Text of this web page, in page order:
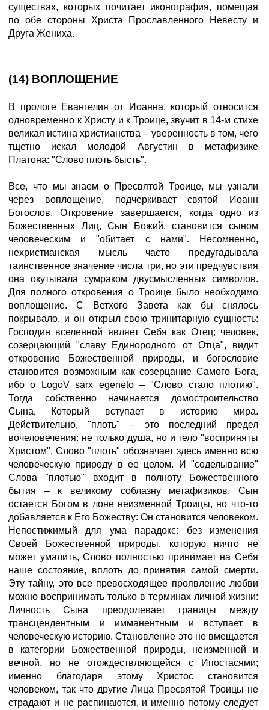
существах, которых почитает иконография, помещая
по обе стороны Христа Прославленного Невесту и
Друга Жениха.
(14) ВОПЛОЩЕНИЕ
В прологе Евангелия от Иоанна, который относится
одновременно к Христу и к Троице, звучит в 14-м стихе
великая истина христианства – уверенность в том, чего
тщетно искал молодой Августин в метафизике
Платона: "Слово плоть бысть".
Все, что мы знаем о Пресвятой Троице, мы узнали
через воплощение, подчеркивает святой Иоанн
Богослов. Откровение завершается, когда одно из
Божественных Лиц, Сын Божий, становится сыном
человеческим и "обитает с нами". Несомненно,
нехристианская мысль часто предугадывала
таинственное значение числа три, но эти предчувствия
она окутывала сумраком двусмысленных символов.
Для полного откровения о Троице было необходимо
воплощение. С Ветхого Завета как бы снялось
покрывало, и он открыл свою тринитарную сущность:
Господин вселенной являет Себя как Отец; человек,
созерцающий "славу Единородного от Отца", видит
откровение Божественной природы, и богословие
становится возможным как созерцание Самого Бога,
ибо о LogoV sarx egeneto – "Слово стало плотию".
Тогда собственно начинается домостроительство
Сына, Который вступает в историю мира.
Действительно, "плоть" – это последний предел
вочеловечения: не только душа, но и тело "восприняты
Христом". Слово "плоть" обозначает здесь именно всю
человеческую природу в ее целом. И "соделывание"
Слова "плотью" входит в полноту Божественного
бытия – к великому соблазну метафизиков. Сын
остается Богом в лоне неизменной Троицы, но что-то
добавляется к Его Божеству: Он становится человеком.
Непостижимый для ума парадокс: без изменения
Своей Божественной природы, которую ничто не
может умалить, Слово полностью принимает на Себя
наше состояние, вплоть до принятия самой смерти.
Эту тайну, это все превосходящее проявление любви
можно воспринимать только в терминах личной жизни:
Личность Сына преодолевает границы между
трансцендентным и имманентным и вступает в
человеческую историю. Становление это не вмещается
в категории Божественной природы, неизменной и
вечной, но не отождествляющейся с Ипостасями;
именно благодаря этому Христос становится
человеком, так что другие Лица Пресвятой Троицы не
страдают и не распинаются, и именно потому следует